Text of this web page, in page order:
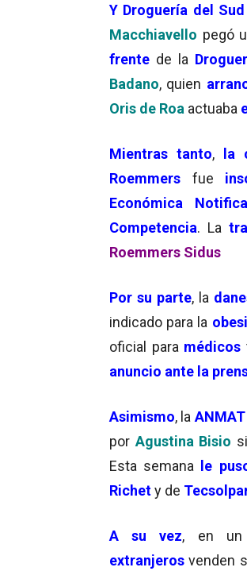
Y Droguería del Sud
Macchiavello pegó
frente de la
Badano, quien
Oris de Roa actuaba
Mientras tanto, la
Roemmers
fue
Económica
Competencia. La
Roemmers Sidus
Por su parte, la
indicado para la
oficial para médicos
anuncio ante la
Asimismo, la ANMAT
por Agustina Bisio
Esta semana le
Richety de
A su vez, en un
extranjeros venden